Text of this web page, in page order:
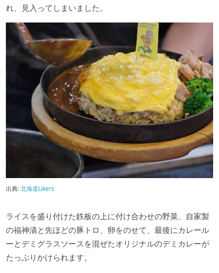
れ、見入ってしまいました。
出典:北海道Likers
ライスを盛り付けた鉄板の上に付け合わせの野菜、自家製
の福神漬と先ほどの豚トロ、卵をのせて、最後にカレール
ーとデミグラスソースを混ぜたオリジナルのデミカレーが
たっぷりかけられます。